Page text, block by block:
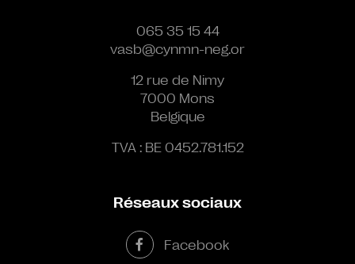
065 35 15 44
vasb@cynmn-neg.or
12 rue de Nimy
7000 Mons
Belgique
TVA : BE 0452.781.152
Réseaux sociaux
Facebook